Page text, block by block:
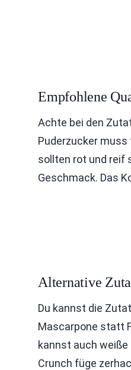
Empfohlene
Achte bei den
Puderzucker muss
sollten rot und reif
Geschmack. Das
Alternative
Du kannst die
Mascarpone statt
kannst auch weiße
Crunch füge